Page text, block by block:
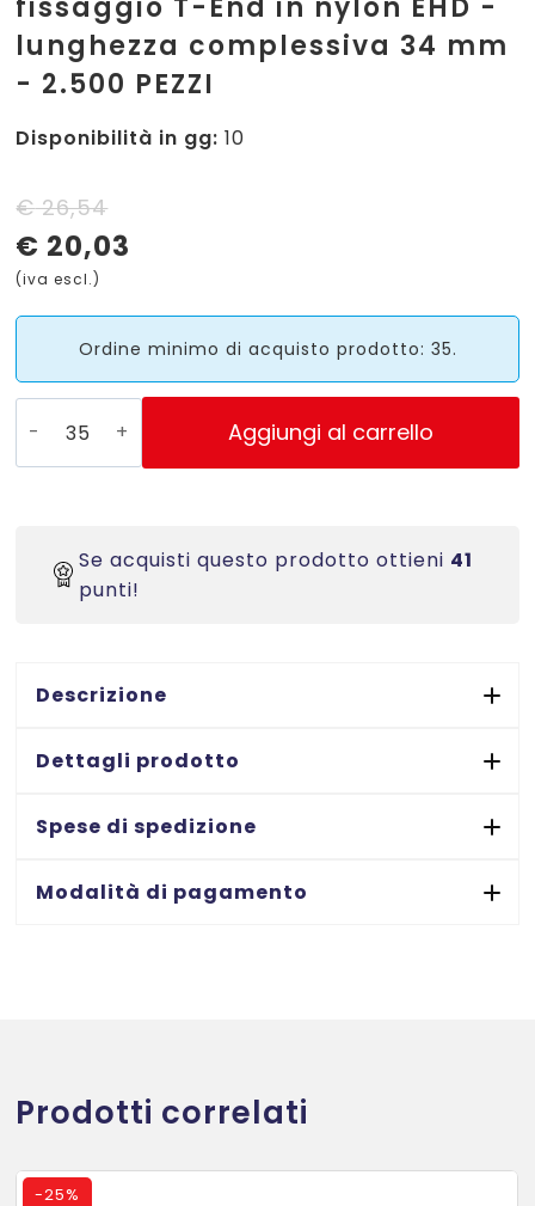
fissaggio T-End in nylon EHD -
lunghezza complessiva 34 mm
- 2.500 PEZZI
Disponibilità in gg:10
€26,54
Il
prezzo
originale
€ 26,54.
€ 20,03
Il
prezzo
attuale
€ 20,03.
(iva escl.)
Ordine minimo di acquisto prodotto: 35.
10762-
fissaggio
T-
nylon
-
complessiva
34
-
Aggiungi al carrello
Se acquisti questo prodotto ottieni 41
punti!
Descrizione
Dettagli prodotto
Spese di spedizione
Modalità di pagamento
Prodotti correlati
-25%